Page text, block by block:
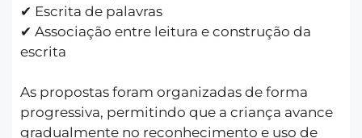
✔ Escrita de palavras
✔ Associação entre leitura e construção da
escrita
As propostas foram organizadas de forma
progressiva, permitindo que a criança avance
gradualmente no reconhecimento e uso de